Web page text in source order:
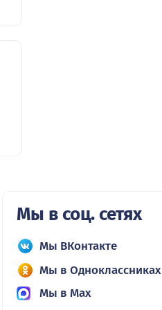
Мы в соц. сетях
Мы ВКонтакте
Мы в Одноклассниках
Мы в Max